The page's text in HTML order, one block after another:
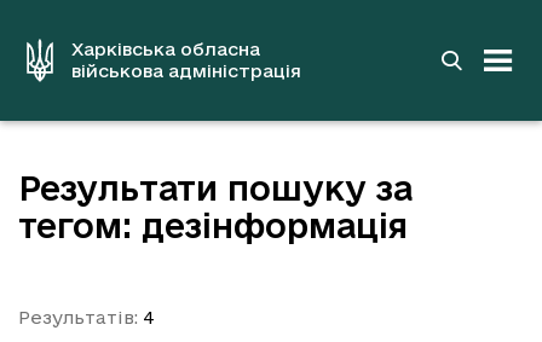
вмістуХарківська обласна
військова адміністрація
Результати пошуку за
тегом: дезінформація
Результатів: 4